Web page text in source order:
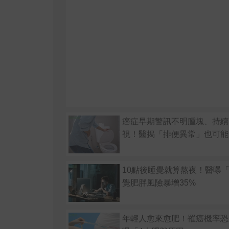
癌症早期警訊不明腫塊、持
視！醫揭「排便異常」也可
10點後睡覺就算熬夜！醫曝
覺肥胖風險暴增35%
年輕人愈來愈肥！罹癌機率